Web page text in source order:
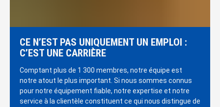
CE N’EST PAS UNIQUEMENT UN EMPLOI :
C’EST UNE CARRIÈRE
Comptant plus de 1 300 membres, notre équipe est
notre atout le plus important. Si nous sommes connus
pour notre équipement fiable, notre expertise et notre
service à la clientèle constituent ce qui nous distingue de